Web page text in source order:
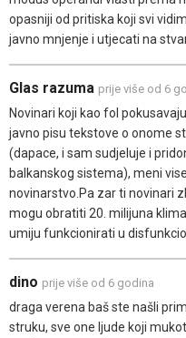
opasniji od pritiska koji svi
javno mnjenje i utjecati na
Glas razuma prije više od 6
Novinari koji kao fol
javno pisu tekstove o onome
(dapace, i sam sudjeluje i
balkanskog sistema), meni
novinarstvo.Pa zar ti novinari
mogu obratiti 20. milijuna
umiju funkcionirati u
dino prije više od 6 godina
draga verena baš ste našli
struku, sve one ljude koji